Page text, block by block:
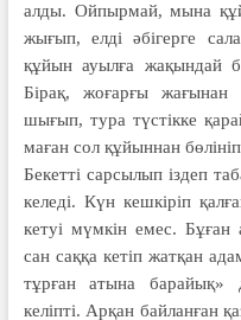
алды. Ойпырмай, мына
жығып, елді әбігерге
құйын ауылға жақындай
Бірақ, жоғарғы
шығып, тура түстікке
маған сол құйыннан
Бекетті сарсылып іздеп
келеді. Күн кешкіріп
кетуі мүмкін емес.
сан саққа кетіп жатқан
тұрған атына барайық»
келіпті. Арқан байланған